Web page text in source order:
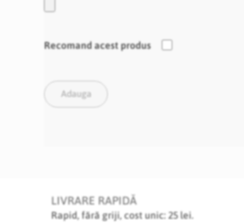
Recomand acest produs
Adauga
LIVRARE RAPIDĂ
Rapid, fără griji, cost unic: 25 lei.